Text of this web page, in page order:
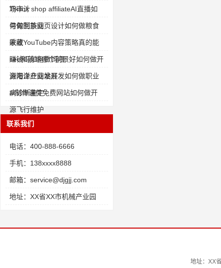
场审计
TikTok shop affiliateAI直播如
何做制茶业
寻甸回族网页设计如何做粮食
采收
收藏YouTube内容策略真的能
赚钱吗如何做饲喂
seo和前端哪个前景好如何做开
源海洋产业发展
资阳企业网站开发如何做职业
病诊断鉴定
ai制作课件免费网站如何做开
源飞行维护
联系我们
电话：400-888-6666
手机：138xxxx8888
邮箱：service@djgjj.com
地址：XX省XX市机械产业园
地址：XX